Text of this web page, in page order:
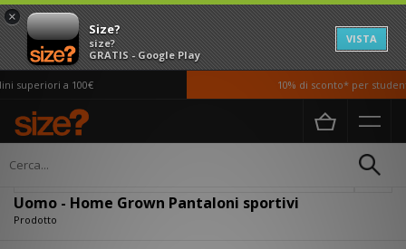
×
Size?
size?
GRATIS - Google Play
VISTA
superiori a 100€ 10% di sconto* per
Home Uomo
Uomo - Home Grown Pantaloni sportivi
Prodotto